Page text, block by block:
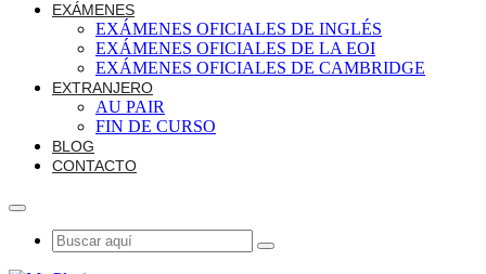
EXÁMENES
EXÁMENES OFICIALES DE INGLÉS
EXÁMENES OFICIALES DE LA EOI
EXÁMENES OFICIALES DE CAMBRIDGE
EXTRANJERO
AU PAIR
FIN DE CURSO
BLOG
CONTACTO